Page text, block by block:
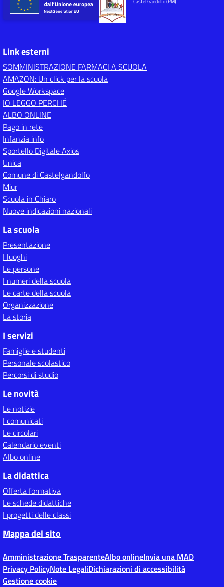
Castel Gandolfo (RM)
Link esterni
SOMMINISTRAZIONE FARMACI A SCUOLA
AMAZON: Un click per la scuola
Google Workspace
IO LEGGO PERCHÉ
ALBO ONLINE
Pago in rete
Infanzia info
Sportello Digitale Axios
Unica
Comune di Castelgandolfo
Miur
Scuola in Chiaro
Nuove indicazioni nazionali
La scuola
Presentazione
I luoghi
Le persone
I numeri della scuola
Le carte della scuola
Organizzazione
La storia
I servizi
Famiglie e studenti
Personale scolastico
Percorsi di studio
Le novità
Le notizie
I comunicati
Le circolari
Calendario eventi
Albo online
La didattica
Offerta formativa
Le schede didattiche
I progetti delle classi
Mappa del sito
Amministrazione TrasparenteAlbo onlineInvia una MAD
Privacy PolicyNote LegaliDichiarazioni di accessibilità
Gestione cookie